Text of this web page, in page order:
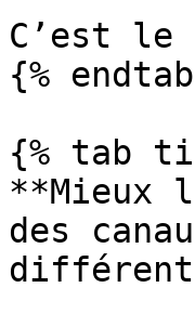
C’est le
{%
{% tab
**Mieux
des